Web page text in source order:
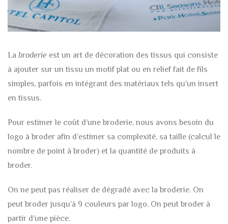
La broderie est un art de décoration des tissus qui consiste
à ajouter sur un tissu un motif plat ou en relief fait de fils
simples, parfois en intégrant des matériaux tels qu’un insert
en tissus.
Pour estimer le coût d’une broderie, nous avons besoin du
logo à broder afin d’estimer sa complexité, sa taille (calcul le
nombre de point à broder) et la quantité de produits à
broder.
On ne peut pas réaliser de dégradé avec la broderie. On
peut broder jusqu’à 9 couleurs par logo. On peut broder à
partir d’une pièce.